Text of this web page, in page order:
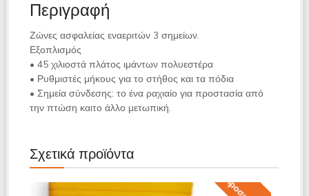
Περιγραφή
Ζώνες ασφαλείας εναεριτών 3 σημείων.
Εξοπλισμός
• 45 χιλιοστά πλάτος ιμάντων πολυεστέρα
• Ρυθμιστές μήκους για το στήθος και τα πόδια
• Σημεία σύνδεσης: το ένα ραχιαίο για προστασία από
την πτώση καιτο άλλο μετωπική.
Σχετικά προϊόντα